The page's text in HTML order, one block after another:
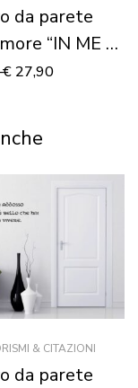
da parete
“IN ME CI
€ 27,90
& CITAZIONI
da parete